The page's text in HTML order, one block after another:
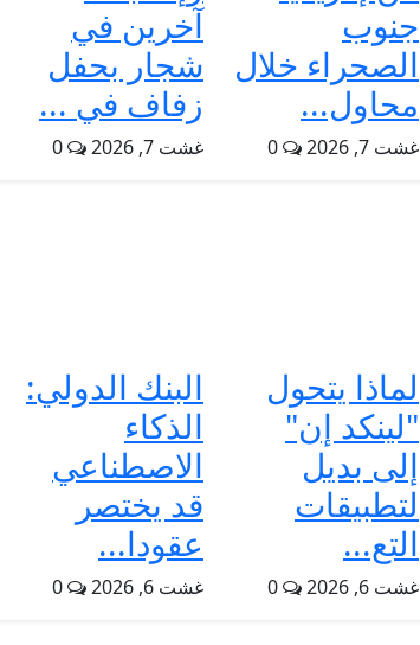
جنوب
الصحراء خلال
محاول...
غشت 7, 2026
آخرين في
شجار بحفل
زفاف في ...
غشت 7, 2026
لماذا يتحول
"لينكد إن"
إلى بديل
لتطبيقات
التع...
غشت 6, 2026
البنك الدولي:
الذكاء
الاصطناعي
قد يختصر
عقودا...
غشت 6, 2026